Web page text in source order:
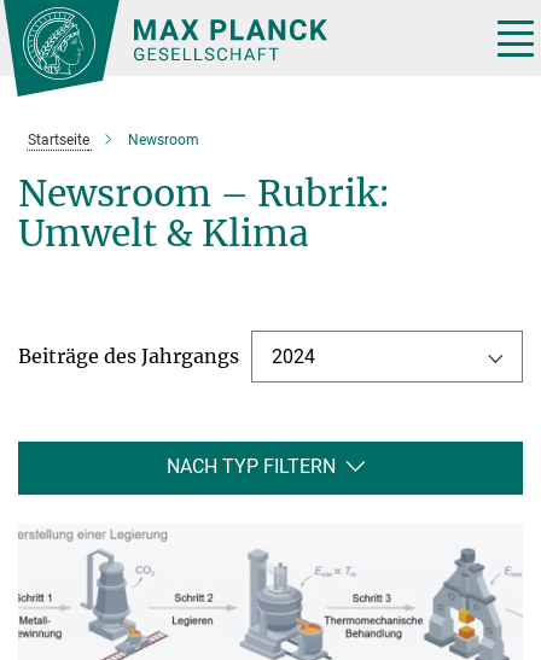
Hauptinhalt
Startseite Newsroom
Newsroom – Rubrik:
Umwelt & Klima
Beiträge des Jahrgangs 2024
NACH TYP FILTERN